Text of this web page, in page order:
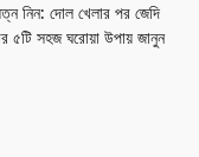
নিন: দোল খেলার পর জেদি
৫টি সহজ ঘরোয়া উপায় জানুন